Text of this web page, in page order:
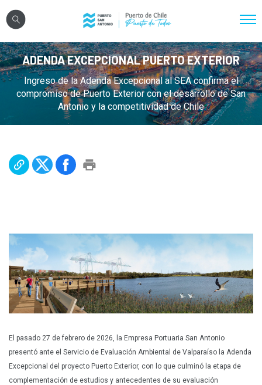
Nosotros
Sistema Portuario
Sostenibilidad
Puerto Exterior
Transparencia
Licitaciones
Reglamentos
Plan Maestro
Prensa
Denuncias
Preguntas Frecuentes
Contáctenos
ADENDA EXCEPCIONAL PUERTO EXTERIOR
Ingreso de la Adenda Excepcional al SEA confirma el
compromiso de Puerto Exterior con el desarrollo de San
Antonio y la competitividad de Chile
El pasado 27 de febrero de 2026, la Empresa Portuaria San Antonio
presentó ante el Servicio de Evaluación Ambiental de Valparaíso la Adenda
Excepcional del proyecto Puerto Exterior, con lo que culminó la etapa de
complementación de estudios y antecedentes de su evaluación